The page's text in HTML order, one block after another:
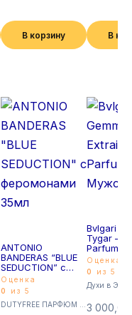
В корзину В
ANTONIO
BANDERAS “BLUE
SEDUCTION” с
феромонами
35мл
Оценка
0
из 5
Духи в
Bvlgari
Tygar –
Parfum
Мужской
Оценка
0
из 5
3 000,00